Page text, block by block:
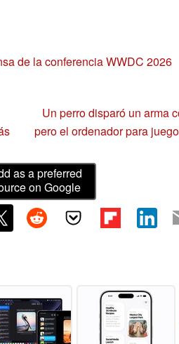
de la conferencia WWDC 2026
Un perro disparó un arma
pero el ordenador para
as a preferred
on Google